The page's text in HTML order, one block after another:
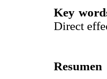
Key
Direct
Resumen